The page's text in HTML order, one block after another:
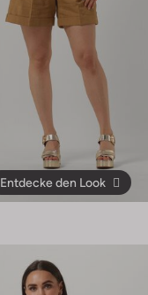
Entdecke den Look